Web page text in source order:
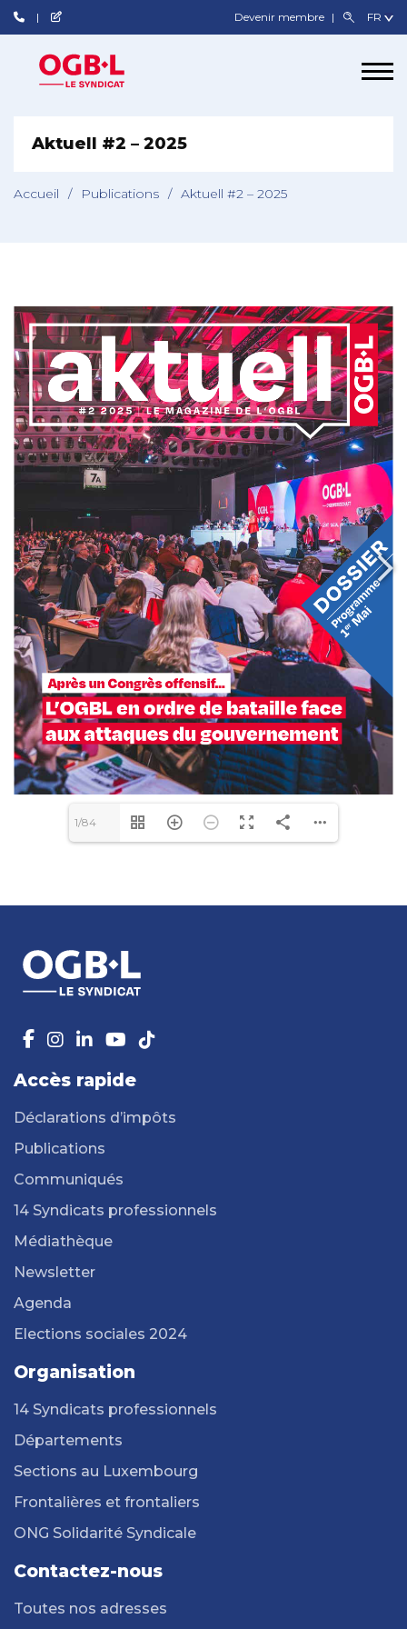
Devenir membre
Aktuell #2 – 2025
Accueil / Publications / Aktuell #2 – 2025
1/84
Accès rapide
Déclarations d’impôts
Publications
Communiqués
14 Syndicats professionnels
Médiathèque
Newsletter
Agenda
Elections sociales 2024
Organisation
14 Syndicats professionnels
Départements
Sections au Luxembourg
Frontalières et frontaliers
ONG Solidarité Syndicale
Contactez-nous
Toutes nos adresses